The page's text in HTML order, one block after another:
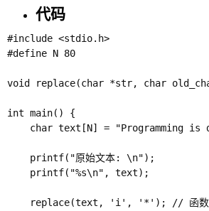
代码
#include <stdio.h>
#define N 80
void replace(char *str, char
int main() {
char text[N] = "Programming is
    printf("原始文本: \n");
    printf("%s\n", text);
replace(text, 'i', '*'); // 函数